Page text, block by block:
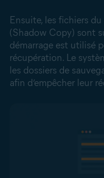
Ensuite, les fichiers
(Shadow Copy) sont
démarrage est utilisé
récupération. Le
les dossiers de
afin d’empêcher leur